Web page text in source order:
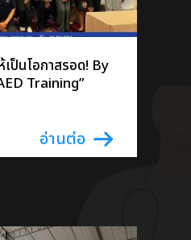
ป็นโอกาสรอด! By
Training”